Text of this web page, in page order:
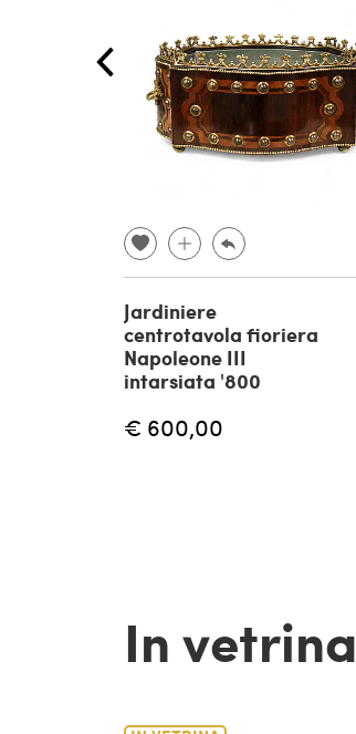
Jardiniere
centrotavola fioriera
Napoleone III
intarsiata '800
€ 600,00
In vetrina